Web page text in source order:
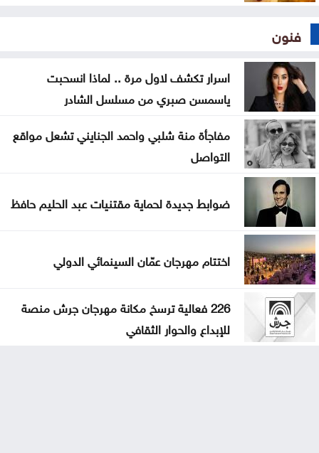
فنون
اسرار تكشف لاول مرة .. لماذا انسحبت
ياسمسن صبري من مسلسل الشادر
مفاجأة منة شلبي واحمد الجنايني تشعل مواقع
التواصل
ضوابط جديدة لحماية مقتنيات عبد الحليم حافظ
اختتام مهرجان عمّان السينمائي الدولي
226 فعالية ترسخ مكانة مهرجان جرش منصة
للإبداع والحوار الثقافي